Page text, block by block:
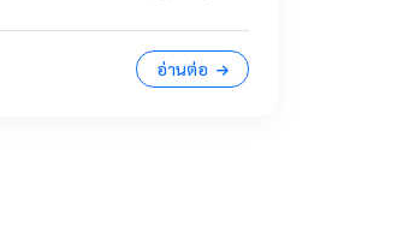
!important; color: white
อ่านต่อ